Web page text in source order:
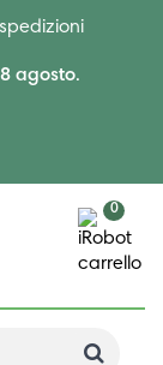
agosto.
0